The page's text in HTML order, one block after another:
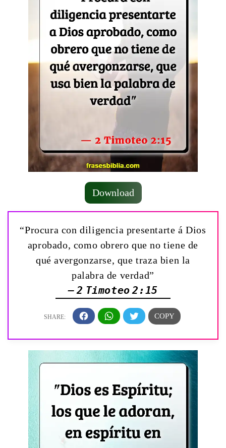
Download
“Procura con diligencia presentarte á Dios
aprobado, como obrero que no tiene de
qué avergonzarse, que traza bien la
palabra de verdad”
— 2 Timoteo 2:15